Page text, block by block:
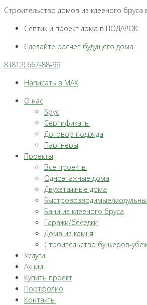
Строительство домов из клееного
Септик и проект дома в ПОДАРОК
Сделайте расчет будущего дома
8 (812) 667-88-99
Написать в MAX
О нас
Брус
Сертификаты
Договор подряда
Партнеры
Проекты
Все проекты
Одноэтажные дома
Двухэтажные дома
Быстровозводимые/
Бани из клееного бруса
Гаражи/беседки
Дома из камня
Строительство бункеров-
Услуги
Акции
Купить проект
Портфолио
Контакты